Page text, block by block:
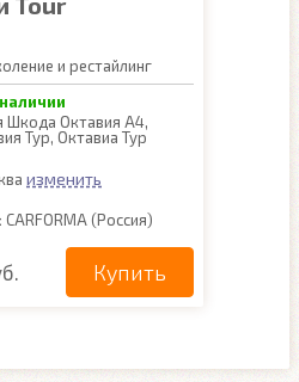
и рестайлинг
Шкода Октавия А4,
Тур, Октавиа Тур
изменить
CARFORMA (Россия)
Купить